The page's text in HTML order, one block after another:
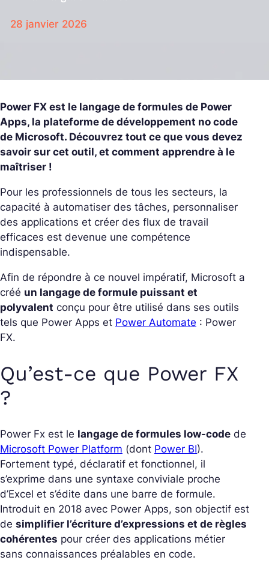
28 janvier 2026
Power FX est le langage de formules de Power
Apps, la plateforme de développement no code
de Microsoft. Découvrez tout ce que vous devez
savoir sur cet outil, et comment apprendre à le
maîtriser !
Pour les professionnels de tous les secteurs, la
capacité à automatiser des tâches, personnaliser
des applications et créer des flux de travail
efficaces est devenue une compétence
indispensable.
Afin de répondre à ce nouvel impératif, Microsoft a
créé un langage de formule puissant et
polyvalent conçu pour être utilisé dans ses outils
tels que Power Apps et Power Automate : Power
FX.
Qu’est-ce que Power FX
?
Power Fx est le langage de formules low-code de
Microsoft Power Platform (dont Power BI).
Fortement typé, déclaratif et fonctionnel, il
s’exprime dans une syntaxe conviviale proche
d’Excel et s’édite dans une barre de formule.
Introduit en 2018 avec Power Apps, son objectif est
de simplifier l’écriture d’expressions et de règles
cohérentes pour créer des applications métier
sans connaissances préalables en code.